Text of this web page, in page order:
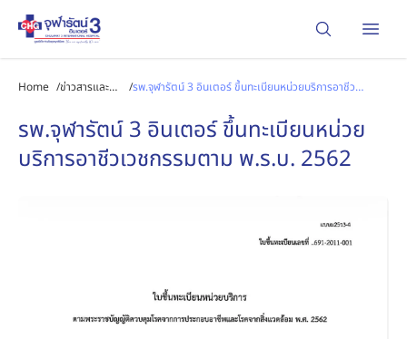
Home /ข่าวสารและ
/รพ.จุฬารัตน์ 3 อินเตอร์ ขึ้นทะเบียนหน่วยบริการอาชีว
รพ.จุฬารัตน์ 3 อินเตอร์ ขึ้นทะเบียนหน่วย
บริการอาชีวเวชกรรมตาม พ.ร.บ. 2562